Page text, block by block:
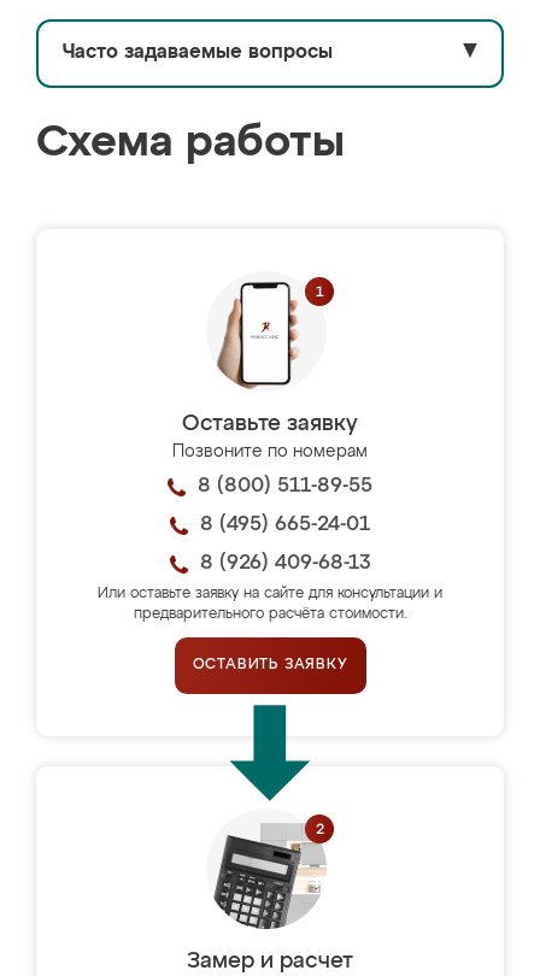
Часто задаваемые вопросы ▼
Схема работы
Оставьте заявку
Позвоните по номерам
8 (800) 511-89-55
8 (495) 665-24-01
8 (926) 409-68-13
Или оставьте заявку на сайте для консультации и
предварительного расчёта стоимости.
ОСТАВИТЬ ЗАЯВКУ
Замер и расчет